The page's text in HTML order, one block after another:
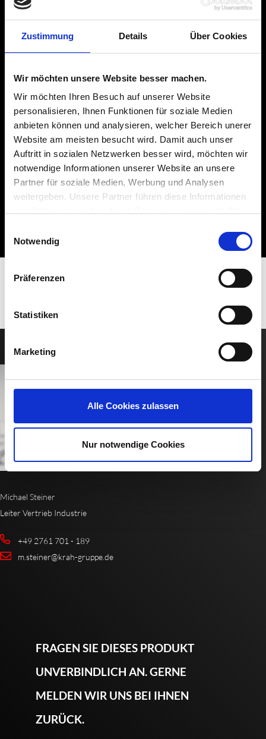
Zustimmung Details Über Cookies
Wir möchten unsere Website besser machen.
Wir möchten Ihren Besuch auf unserer Website
personalisieren, Ihnen Funktionen für soziale Medien
anbieten können und analysieren, welcher Bereich unerer
Website am meisten besucht wird. Damit auch unser
Auftritt in sozialen Netzwerken besser wird, möchten wir
notwendige Informationen unserer Website an unsere
Partner für soziale Medien, Werbung und Analysen
weitergeben. Unsere Partner führen diese Informationen
Nutzung der Dienste gesammelt haben.
Notwendig
Präferenzen
Statistiken
Marketing
Alle Cookies zulassen
Nur notwendige Cookies
WIDERSTANDSWERTEBEREICH MIN
1,0 Ω
MAX
20000 Ω
NENNLEISTUNG MIN
3.7 W
NENNLEISTUNG MAX
24 W
Michael Steiner
Leiter Vertrieb Industrie
+49 2761 701 - 189
m.steiner@krah-gruppe.de
FRAGEN SIE DIESES PRODUKT
UNVERBINDLICH AN. GERNE
MELDEN WIR UNS BEI IHNEN
ZURÜCK.